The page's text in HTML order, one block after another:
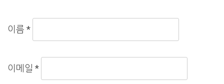
이름 *
이메일 *